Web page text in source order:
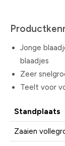
Jonge
blaadjes
Zeer
Teelt voor
Standplaats
Zaaien